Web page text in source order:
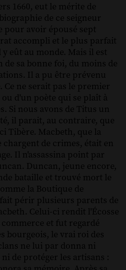
1660, eut le mérite de
de ce seigneur
avoir épousé sept
accompli et le plus parfait
eût au monde. Mais il est
sa bonne foi, du moins de
Il a pu être prévenu
ne serait pas le premier
d'un poète qui se plaît à
Si nous avons de Titus un
il parait, au contraire, que
Tibère. Macbeth, que la
chargent de crimes, était en
Il n'assassina point par
Duncan, jeune encore,
bataille et trouvé mort le
la Boutique de
périr plusieurs parents de
Celui-ci rendit l'Écosse
et fut regardé
bourgeois, le vrai roi des
ne lui par donna ni
de protéger les artisans :